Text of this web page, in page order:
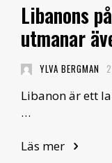
Libanons
utmanar
YLVA BERGMAN
Libanon är ett
…
Läs mer